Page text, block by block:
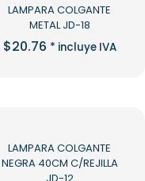
LAMPARA COLGANTE
METAL JD-18
$20.76 * incluye IVA
-13%
LAMPARA COLGANTE
NEGRA 40CM C/REJILLA